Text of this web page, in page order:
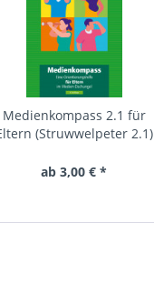
Medienkompass 2.1 für
(Struwwelpeter 2.1)
ab 3,00 € *